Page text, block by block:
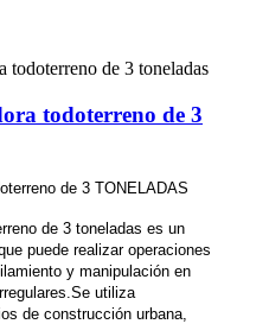
todoterreno de 3
de 3 TONELADAS
de 3 toneladas es un
puede realizar operaciones
y manipulación en
utiliza
de construcción urbana,